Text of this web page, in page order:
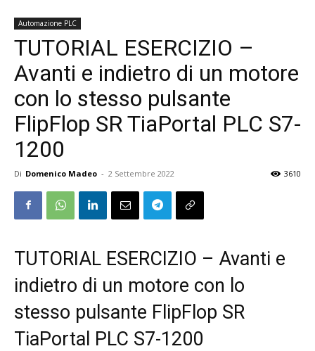
Automazione PLC
TUTORIAL ESERCIZIO –
Avanti e indietro di un motore
con lo stesso pulsante
FlipFlop SR TiaPortal PLC S7-
1200
Di Domenico Madeo - 2 Settembre 2022 3610
TUTORIAL ESERCIZIO – Avanti e
indietro di un motore con lo
stesso pulsante FlipFlop SR
TiaPortal PLC S7-1200